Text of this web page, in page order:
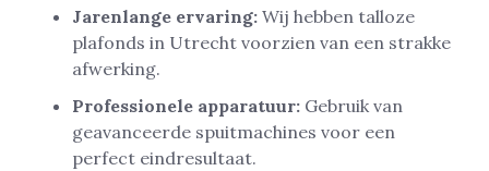
Jarenlange ervaring: Wij hebben talloze
plafonds in Utrecht voorzien van een strakke
afwerking.
Professionele apparatuur: Gebruik van
geavanceerde spuitmachines voor een
perfect eindresultaat.